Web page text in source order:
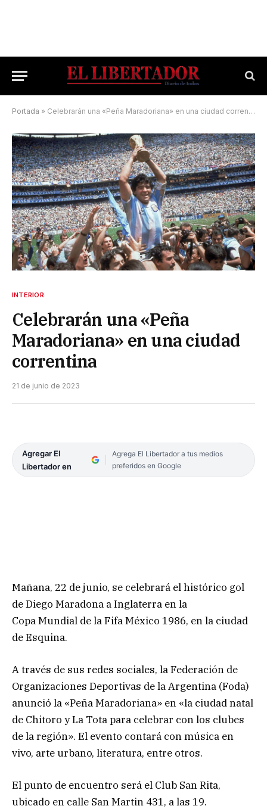
Portada » Celebrarán una «Peña Maradoriana» en una ciudad correntina
INTERIOR
Celebrarán una «Peña
Maradoriana» en una ciudad
correntina
21 de junio de 2023
Agregar El
Libertador en
Agrega El Libertador a tus medios
preferidos en Google
Mañana, 22 de junio, se celebrará el histórico gol
de Diego Maradona a Inglaterra en la
Copa Mundial de la Fifa México 1986, en la ciudad
de Esquina.
A través de sus redes sociales, la Federación de
Organizaciones Deportivas de la Argentina (Foda)
anunció la «Peña Maradoriana» en «la ciudad natal
de Chitoro y La Tota para celebrar con los clubes
de la región». El evento contará con música en
vivo, arte urbano, literatura, entre otros.
El punto de encuentro será el Club San Rita,
ubicado en calle San Martin 431, a las 19.